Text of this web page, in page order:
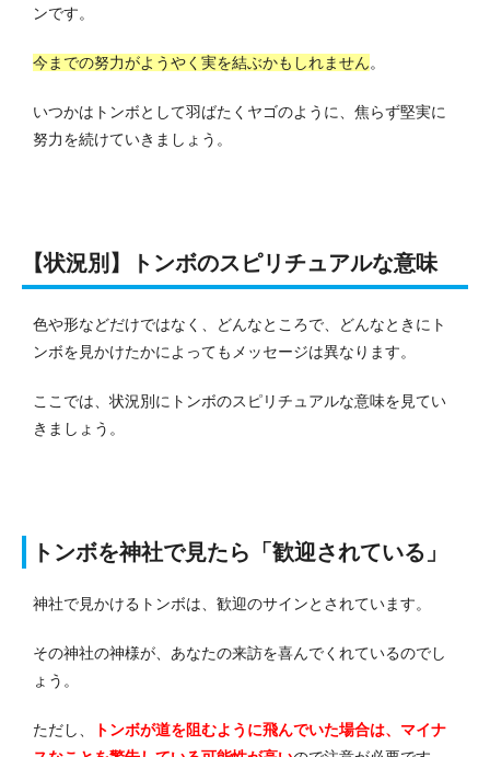
ンです。
今までの努力がようやく実を結ぶかもしれません。
いつかはトンボとして羽ばたくヤゴのように、焦らず堅実に
努力を続けていきましょう。
【状況別】トンボのスピリチュアルな意味
色や形などだけではなく、どんなところで、どんなときにト
ンボを見かけたかによってもメッセージは異なります。
ここでは、状況別にトンボのスピリチュアルな意味を見てい
きましょう。
トンボを神社で見たら「歓迎されている」
神社で見かけるトンボは、歓迎のサインとされています。
その神社の神様が、あなたの来訪を喜んでくれているのでし
ょう。
ただし、
トンボが道を阻むように飛んでいた場合は、マイナ